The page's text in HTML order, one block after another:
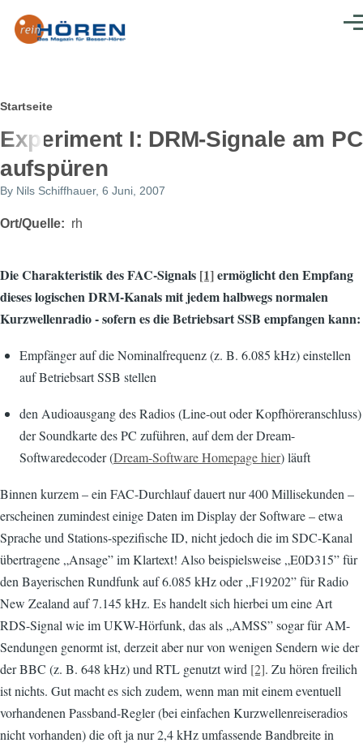
Pfadnavigation
Startseite
Experiment I: DRM-Signale am PC
aufspüren
By Nils Schiffhauer, 6 Juni, 2007
Ort/Quelle rh
Die Charakteristik des FAC-Signals [1]ermöglicht den Empfang
dieses logischen DRM-Kanals mit jedem halbwegs normalen
Kurzwellenradio - sofern es die Betriebsart SSB empfangen kann:
Empfänger auf die Nominalfrequenz (z. B. 6.085 kHz) einstellen
auf Betriebsart SSB stellen
den Audioausgang des Radios (Line-out oder Kopfhöreranschluss)
der Soundkarte des PC zuführen, auf dem der Dream-
Softwaredecoder (Dream-Software Homepage hier) läuft
Binnen kurzem – ein FAC-Durchlauf dauert nur 400 Millisekunden –
erscheinen zumindest einige Daten im Display der Software – etwa
Sprache und Stations-spezifische ID, nicht jedoch die im SDC-Kanal
übertragene „Ansage” im Klartext! Also beispielsweise „E0D315” für
den Bayerischen Rundfunk auf 6.085 kHz oder „F19202” für Radio
New Zealand auf 7.145 kHz. Es handelt sich hierbei um eine Art
RDS-Signal wie im UKW-Hörfunk, das als „AMSS” sogar für AM-
Sendungen genormt ist, derzeit aber nur von wenigen Sendern wie der
der BBC (z. B. 648 kHz) und RTL genutzt wird [2]. Zu hören freilich
ist nichts. Gut macht es sich zudem, wenn man mit einem eventuell
vorhandenen Passband-Regler (bei einfachen Kurzwellenreiseradios
nicht vorhanden) die oft ja nur 2,4 kHz umfassende Bandbreite in